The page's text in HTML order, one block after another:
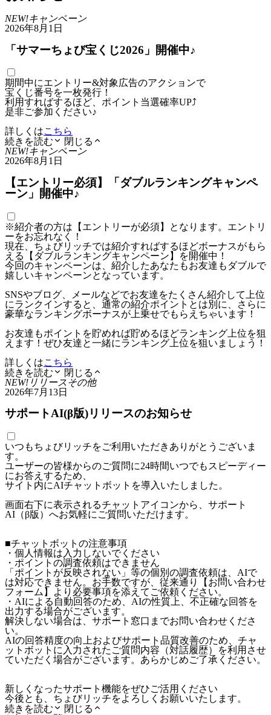
NEW!キャンペーン
2026年8月1日
「サマーちょび宝くじ2026」開催中♪
期間中にエントリー&対象広告のアクションで
宝くじ番号を一枚発行！
利用すればするほど、ポイント当選確率UP⤴
是非ご参加ください♪
詳しくはこちら
続きを読む
閉じる
NEW!キャンペーン
2026年8月1日
【エントリー必須】「ダブルランキングキャンペ
ーン」開催中♪
※紹介者の方は【エントリーが必須】となります。エントリ
ーをお忘れなく！
現在、ちょびリッチでは紹介すればするほどボーナスがもら
える【ダブルランキングキャンペーン】を開催中！
今回のキャンペーンは、紹介したあなたもお友達もダブルで
嬉しいキャンペーンとなっています。
SNSやブログ、メールなどでお友達をたくさん紹介して上位
にランクインすると、通常の紹介ポイントとは別に、さらに
豪華なランキングボーナスが上乗せでもらえちゃいます！
お友達もポイントを貯めれば貯めるほどランキング上位を狙
えます！ぜひ友達と一緒にランキング上位を狙いましょう！
詳しくはこちら
続きを読む
閉じる
NEW! リリースその他
2026年7月13日
サポートAI(β版)リリースのお知らせ
いつもちょびリッチをご利用いただきありがとうございま
す。
ユーザーの皆様からのご質問に24時間いつでもスピーディー
にお答えするため、
サイト内にAIチャットボットを導入いたしました。
画面右下に表示されるチャットアイコンから、サポート
AI（β版）へお気軽にご質問いただけます。
■チャットボットの注意事項
・個人情報は入力しないでください
・ポイントの調査依頼はできません
「ポイントが反映されない」等の個別の調査依頼は、AIで
は対応できません。お手数ですが、従来通り【お問い合わせ
フォーム】より必要事項を添えてご依頼ください。
・AIによる自動回答のため、AIの性質上、不正確な回答を
出力する場合がございます。
解決しない場合は、サポート窓口までお問い合わせくださ
い。
AIの回答精度の向上およびサポート品質改善のため、チャ
ットボットに入力されたご質問内容（対話履歴）を利用させ
ていただく場合がございます。あらかじめご了承ください。
新しくなったサポート機能をぜひご活用ください
今後とも、ちょびリッチをよろしくお願いいたします。
続きを読む
閉じる